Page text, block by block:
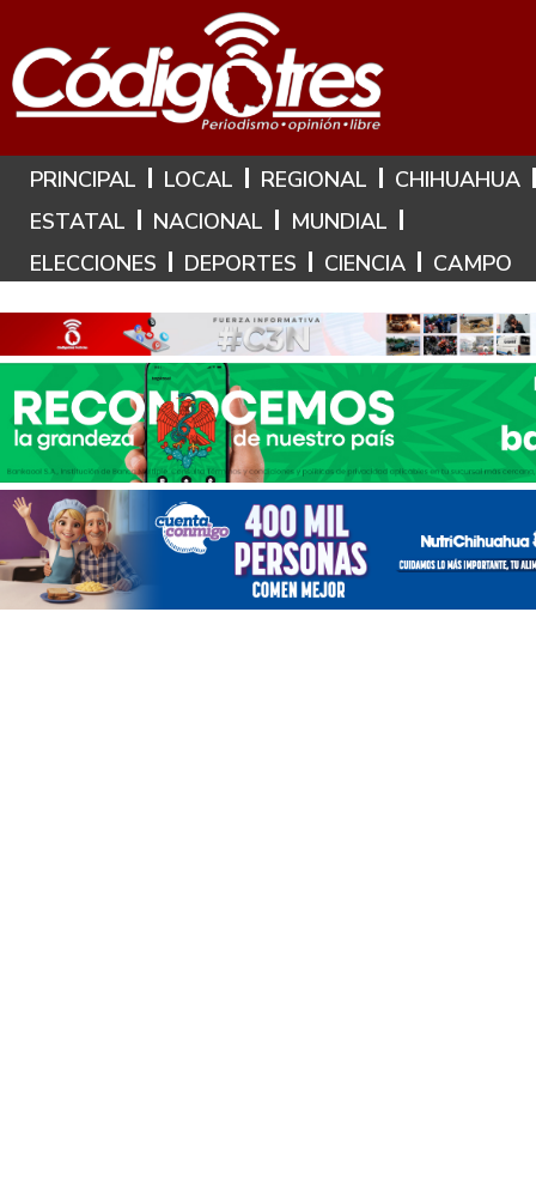
Hoy es: 8 de Agosto de 2026
PRINCIPAL LOCAL REGIONAL
CHIHUAHUA
ESTATAL
NACIONAL
MUNDIAL
ELECCIONES
DEPORTES CIENCIA CAMPO